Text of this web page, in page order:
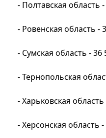
- Полтавская область
- Ровенская область -
- Сумская область - 36
- Тернопольская
- Харьковская область
- Херсонская область